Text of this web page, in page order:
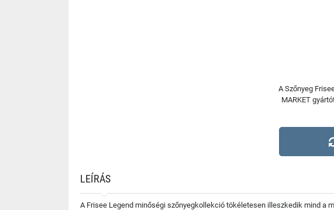
A Szőnyeg
MARKET
LEÍRÁS
A Frisee Legend minőségi szőnyegkollekció tökéletesen illeszkedik mind a